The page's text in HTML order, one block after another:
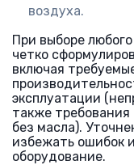
воздуха.
При выборе
четко
включая
эксплуатации
также требования
без масла).
избежать ошибок
оборудование.